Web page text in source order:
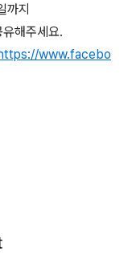
지
해주세요.
www.facebo